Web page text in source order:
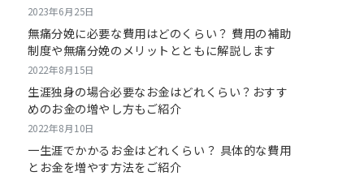
2023年6月25日
無痛分娩に必要な費用はどのくらい？ 費用の補助
制度や無痛分娩のメリットとともに解説します
2022年8月15日
生涯独身の場合必要なお金はどれくらい？おすす
めのお金の増やし方もご紹介
2022年8月10日
一生涯でかかるお金はどれくらい？ 具体的な費用
とお金を増やす方法をご紹介